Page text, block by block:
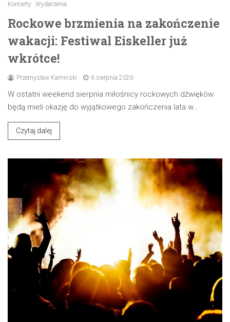
Koncerty Wydarzenia
Rockowe brzmienia na zakończenie
wakacji: Festiwal Eiskeller już
wkrótce!
Przemysław Kamiński 6 sierpnia 2026
W ostatni weekend sierpnia miłośnicy rockowych dźwięków
będą mieli okazję do wyjątkowego zakończenia lata w…
Czytaj dalej